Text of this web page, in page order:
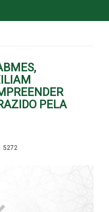
PELA
5272